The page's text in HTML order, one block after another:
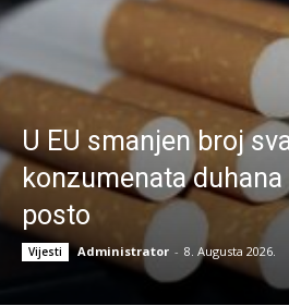
U EU smanjen broj
konzumenata duhana
posto
Vijesti Administrator - 8. Augusta 2026.